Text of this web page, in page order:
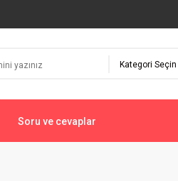
Soru ve cevaplar